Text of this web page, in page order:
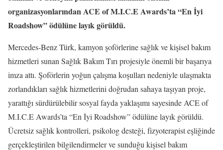
organizasyonlarından ACE of M.I.C.E Awards’ta “En İyi
Roadshow” ödülüne layık görüldü.
Mercedes-Benz Türk, kamyon şoförlerine sağlık ve kişisel bakım
hizmetleri sunan Sağlık Bakım Tırı projesiyle önemli bir başarıya
imza attı. Şoförlerin yoğun çalışma koşulları nedeniyle ulaşmakta
zorlandıkları sağlık hizmetlerini doğrudan sahaya taşıyan proje,
yarattığı sürdürülebilir sosyal fayda yaklaşımı sayesinde ACE of
M.I.C.E Awards’ta “En İyi Roadshow” ödülüne layık görüldü.
Ücretsiz sağlık kontrolleri, psikolog desteği, fizyoterapist eşliğinde
gerçekleştirilen bilgilendirmeler ve sunduğu kişisel bakım